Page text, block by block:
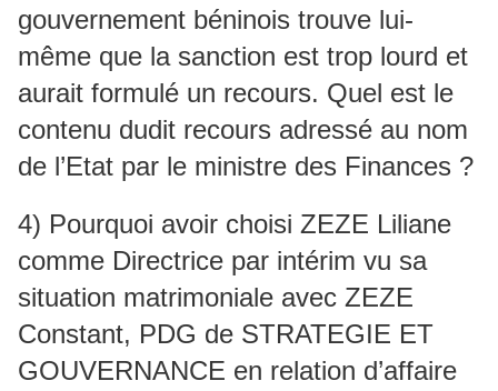
gouvernement béninois trouve lui-
même que la sanction est trop lourd et
aurait formulé un recours. Quel est le
contenu dudit recours adressé au nom
de l’Etat par le ministre des Finances ?
4) Pourquoi avoir choisi ZEZE Liliane
comme Directrice par intérim vu sa
situation matrimoniale avec ZEZE
Constant, PDG de STRATEGIE ET
GOUVERNANCE en relation d’affaire